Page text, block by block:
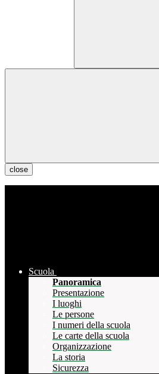
close
Scuola
Panoramica
Presentazione
I luoghi
Le persone
I numeri della scuola
Le carte della scuola
Organizzazione
La storia
Sicurezza